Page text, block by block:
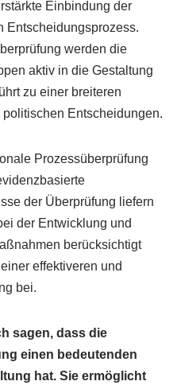
Einbindung der
Entscheidungsprozess.
werden die
aktiv in die Gestaltung
zu einer breiteren
Entscheidungen.
Prozessüberprüfung
der Überprüfung liefern
der Entwicklung und
berücksichtigt
effektiveren und
bei.
sagen, dass die
einen bedeutenden
hat. Sie ermöglicht